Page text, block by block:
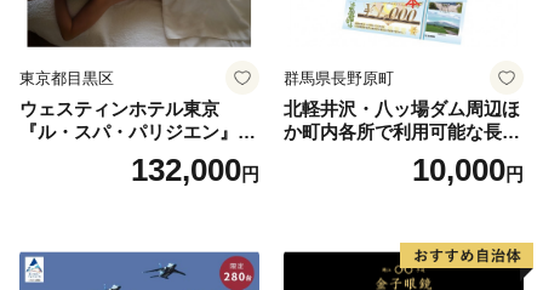
東京都目黒区
ウェスティンホテル東京
『ル・スパ・パリジエン』選
べるボディセラピー90分/1名
132,000円
群馬県長野原町
北軽井沢・八ッ場ダム周辺ほ
か町内各所で利用可能な長野
原町ふるさと感謝券（3,000
円分）【トラベル 観光 旅行
10,000円